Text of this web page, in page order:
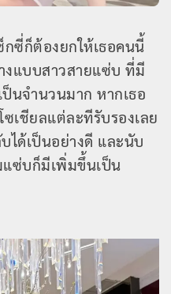
กซี่ก็ต้องยกให้เธอคนนี้
งแบบสาวสายแซ่บ ที่มี
นจำนวนมาก หากเธอ
เชียลแต่ละทีรับรองเลย
ได้เป็นอย่างดี และนับ
ซ่บก็มีเพิ่มขึ้นเป็น